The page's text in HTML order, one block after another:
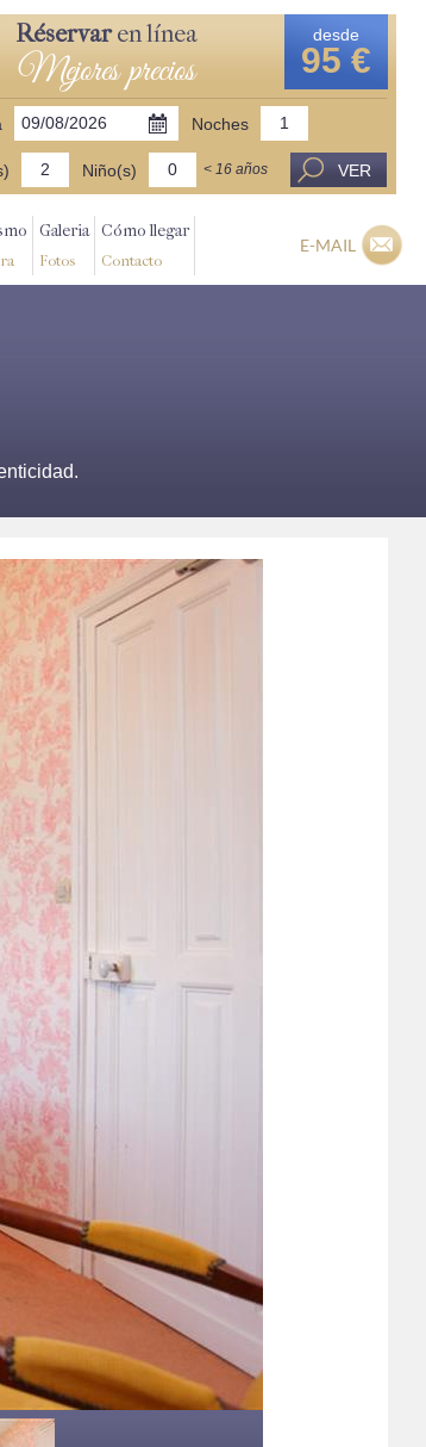
Réservaren línea
Mejores precios
desde
95 €
Noches
Niño(s) < 16 años VER
Galeria
Fotos
Cómo llegar
Contacto
E-MAIL